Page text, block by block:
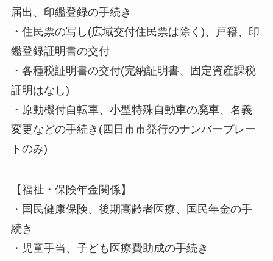
届出、印鑑登録の手続き
・住民票の写し(広域交付住民票は除く)、戸籍、印
鑑登録証明書の交付
・各種税証明書の交付(完納証明書、固定資産課税
証明はなし)
・原動機付自転車、小型特殊自動車の廃車、名義
変更などの手続き(四日市市発行のナンバープレー
トのみ)
【福祉・保険年金関係】
・国民健康保険、後期高齢者医療、国民年金の手
続き
・児童手当、子ども医療費助成の手続き